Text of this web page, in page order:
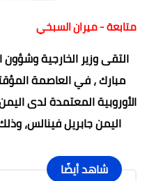
متابعة - ميران السبخي
التقى وزير الخارجية
مبارك ، في العاصمة
الأوروبية المعتمدة لدى
اليمن جابريل فينالس،
شاهد أيضًا